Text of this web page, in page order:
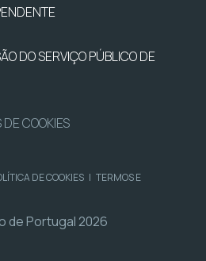
DO SERVIÇO PÚBLICO DE
COOKIES
DE COOKIES | TERMOS E
de Portugal 2026